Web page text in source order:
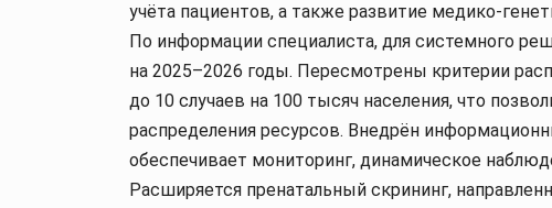
учёта пациентов, а также развитие медико-
По информации специалиста, для системного
на 2025–2026 годы. Пересмотрены критерии
до 10 случаев на 100 тысяч населения, что
распределения ресурсов. Внедрён
обеспечивает мониторинг, динамическое
Расширяется пренатальный скрининг,